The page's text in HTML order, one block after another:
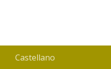
Castellano